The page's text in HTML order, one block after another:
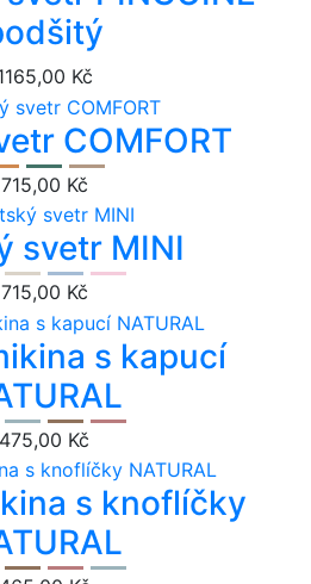
Kč
COMFORT
715,00 Kč
svetr MINI
715,00 Kč
s kapucí
475,00 Kč
s knoflíčky